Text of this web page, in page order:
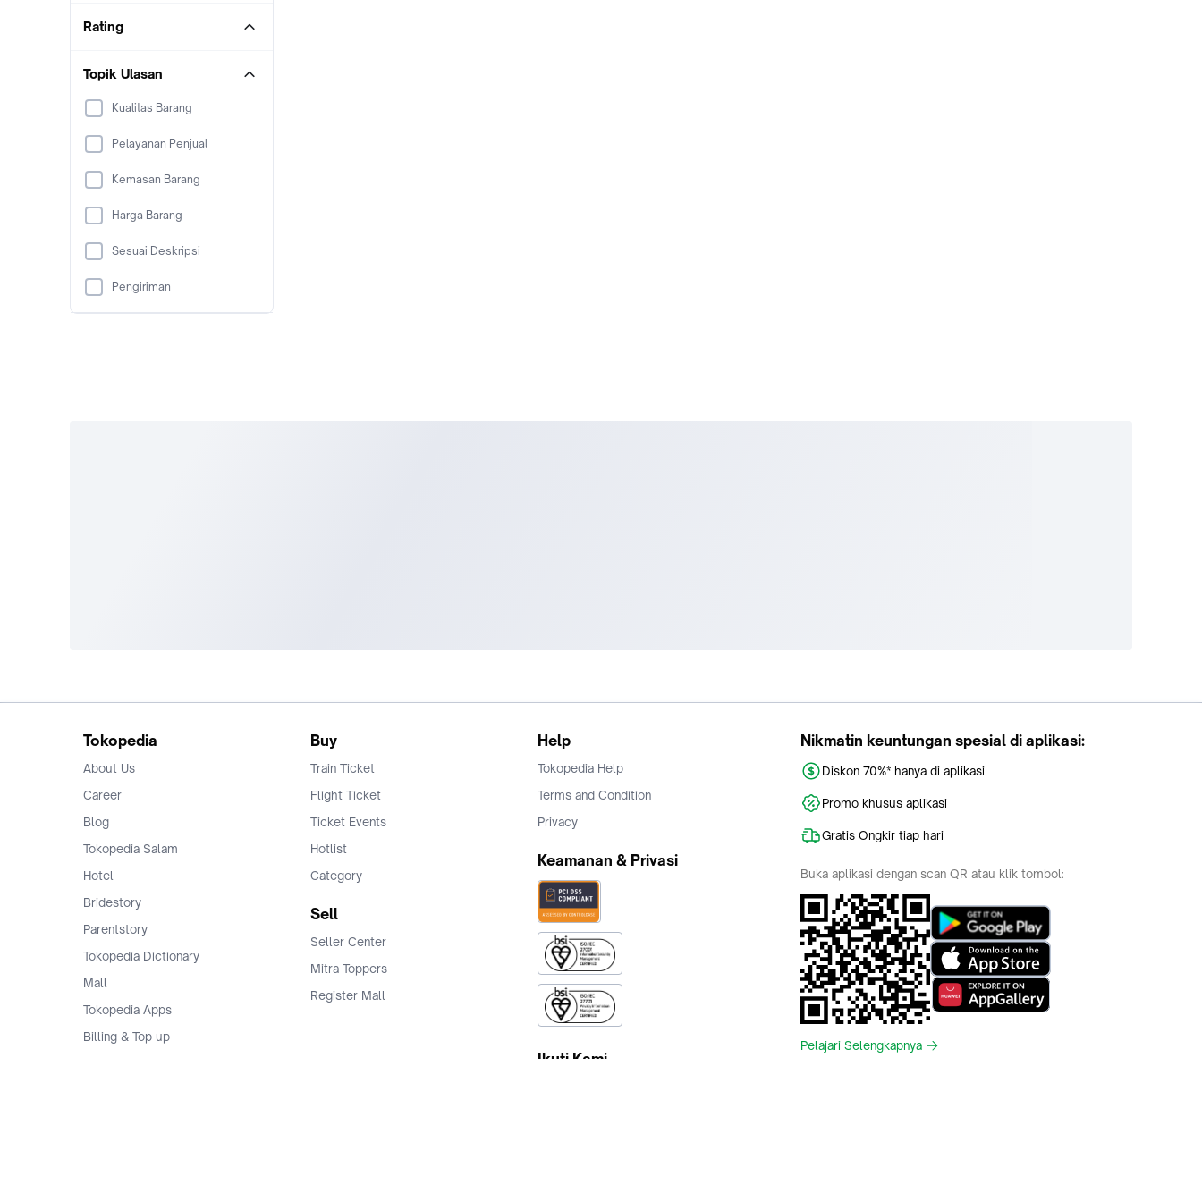
Rating
Topik Ulasan
Kualitas Barang
Pelayanan Penjual
Kemasan Barang
Harga Barang
Sesuai Deskripsi
Pengiriman
Tokopedia
About Us
Career
Blog
Tokopedia Salam
Hotel
Bridestory
Parentstory
Tokopedia Dictionary
Mall
Tokopedia Apps
Billing & Top up
Buy
Train Ticket
Flight Ticket
Ticket Events
Hotlist
Category
Sell
Seller Center
Mitra Toppers
Register Mall
Help
Tokopedia Help
Terms and Condition
Privacy
Keamanan & Privasi
Ikuti Kami
Nikmatin keuntungan spesial di aplikasi:
Diskon 70%* hanya di aplikasi
Promo khusus aplikasi
Gratis Ongkir tiap hari
Buka aplikasi dengan scan QR atau klik tombol:
Pelajari Selengkapnya